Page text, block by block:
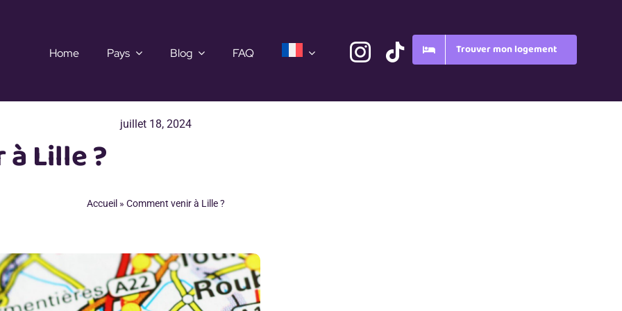
Home Pays Blog FAQ Trouver mon logement
juillet 18, 2024
Lille ?
Accueil » Comment venir à Lille ?